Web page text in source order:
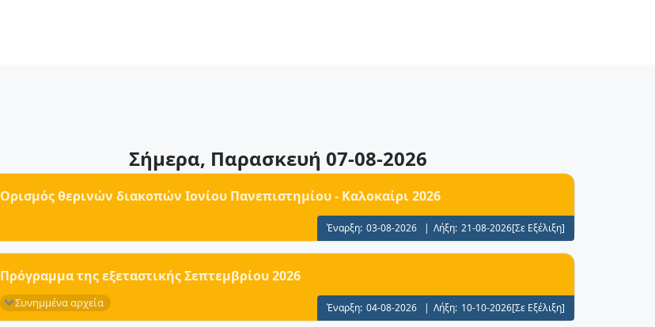
Σήμερα, Παρασκευή 07-08-2026
Ορισμός θερινών διακοπών Ιονίου Πανεπιστημίου - Καλοκαίρι 2026
Έναρξη: 03-08-2026 | Λήξη: 21-08-2026[Σε Εξέλιξη]
Πρόγραμμα της εξεταστικής Σεπτεμβρίου 2026
Έναρξη: 04-08-2026 | Λήξη: 10-10-2026[Σε Εξέλιξη]
Συνημμένα αρχεία